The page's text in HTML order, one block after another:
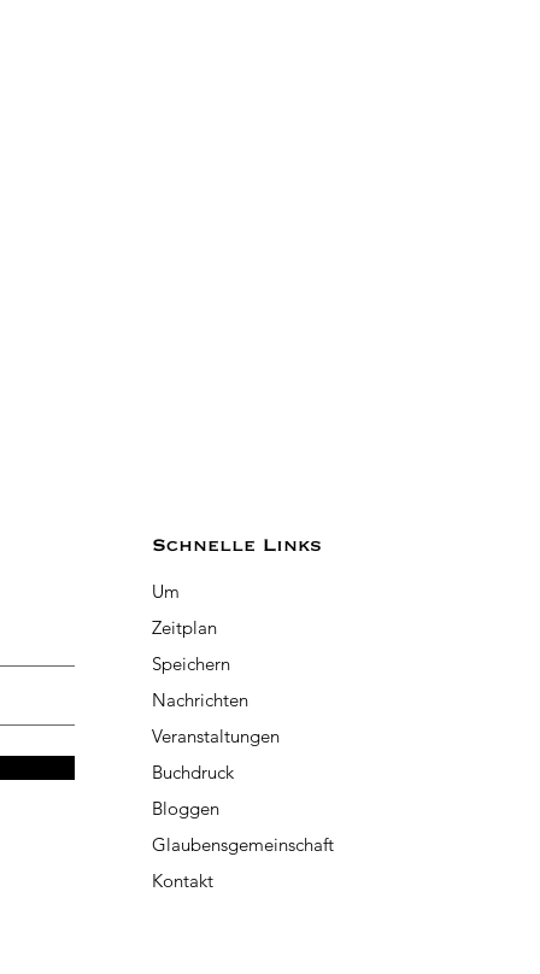
Schnelle Links
Um
Zeitplan
Speichern
Nachrichten
Veranstaltungen
Buchdruck
Bloggen
Glaubensgemeinschaft
Kontakt